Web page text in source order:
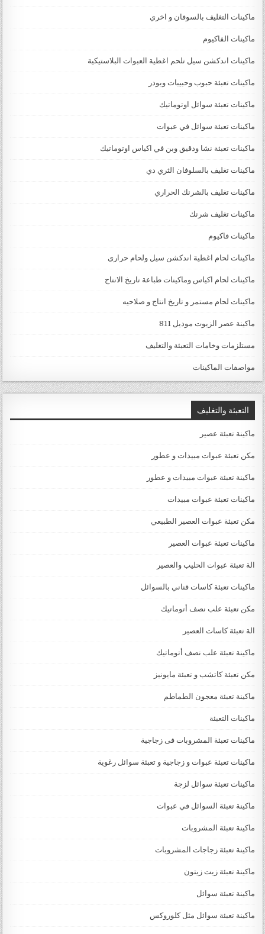
ماكينات التغليف بالسوفان و اخري
ماكينات الفاكيوم
ماكينات اندكشن سيل تلحم اغطية العبوات البلاستيكية
ماكينات تعبئة حبوب وحبيبات وبودر
ماكينات تعبئة سوائل اوتوماتيك
ماكينات تعبئة سوائل في عبوات
ماكينات تعبئة نشا ودقيق وبن في اكياس اوتوماتيك
ماكينات تغليف بالسلوفان الثري دي
ماكينات تغليف بالشرنك الحراري
ماكينات تغليف شرنك
ماكينات فاكيوم
ماكينات لحام اغطية اندكشن سيل ولحام حرارى
ماكينات لحام اكياس وماكينات طباعة تاريخ الانتاج
ماكينات لحام مستمر و تاريخ انتاج و صلاحيه
ماكينة عصر الزيوت موديل 811
مستلزمات وخامات التعبئة والتغليف
مواصفات الماكينات
التعبئة والتغليف
ماكينة تعبئة عصير
مكن تعبئة عبوات مبيدات و عطور
ماكينة تعبئة عبوات مبيدات و عطور
ماكينات تعبئة عبوات مبيدات
مكن تعبئة عبوات العصير الطبيعي
ماكينات تعبئة عبوات العصير
الة تعبئة عبوات الحليب والعصير
ماكينات تعبئة كاسات قناني بالسوائل
مكن تعبئة علب نصف أتوماتيك
الة تعبئة كاسات العصير
ماكينة تعبئة علب نصف أتوماتيك
مكن تعبئة كاتشب و تعبئة مايونيز
ماكينة تعبئة معجون الطماطم
ماكينات التعبئة
ماكينات تعبئة المشروبات فى زجاجية
ماكينات تعبئة عبوات و زجاجية و تعبئة سوائل رغوية
ماكينات تعبئة سوائل لزجة
‏‏‏ماكينة تعبئة السوائل في عبوات
ماكينة تعبئة المشروبات
ماكينة تعبئة زجاجات المشروبات
ماكينة تعبئة زيت زيتون
ماكينة تعبئة سوائل
ماكينة تعبئة سوائل مثل كلوروكس